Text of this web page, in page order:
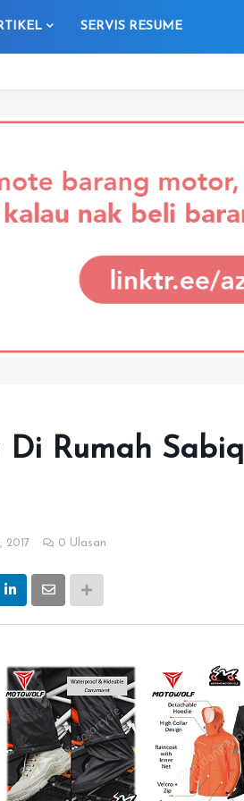
SERVIS RESUME
Di Rumah Sabiq
2017 0 Ulasan